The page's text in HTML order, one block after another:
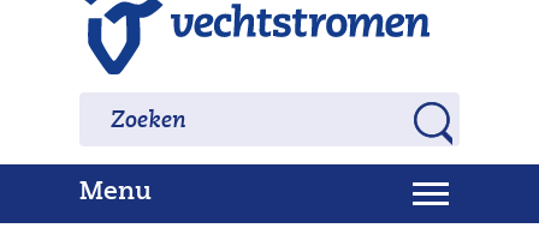
deze
website
worden
toegestaan
geweigerd.
naar
o
e
Zoeken Zoeken
MenuU
i